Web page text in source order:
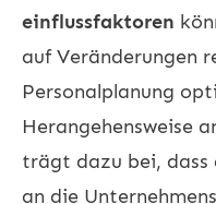
einflussfaktoren
auf Veränderungen
Personalplanung
Herangehensweise
trägt dazu bei, dass
an die